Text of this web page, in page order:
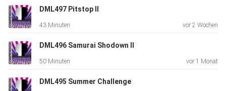
DML497 Pitstop II
43 Minuten vor 2 Wochen
DML496 Samurai Shodown II
50 Minuten vor 1 Monat
DML495 Summer Challenge